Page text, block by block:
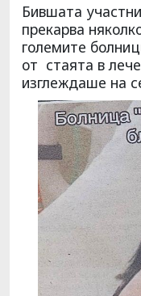
Бившата
прекарва
големите
от стаята в
изглеждаше на